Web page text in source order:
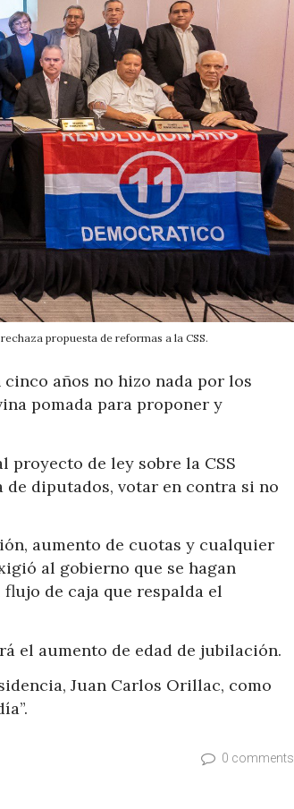
propuesta de reformas a la CSS.
cinco años no hizo nada por los
pomada para proponer y
proyecto de ley sobre la CSS
diputados, votar en contra si no
aumento de cuotas y cualquier
al gobierno que se hagan
de caja que respalda el
el aumento de edad de jubilación.
Juan Carlos Orillac, como
0 comments